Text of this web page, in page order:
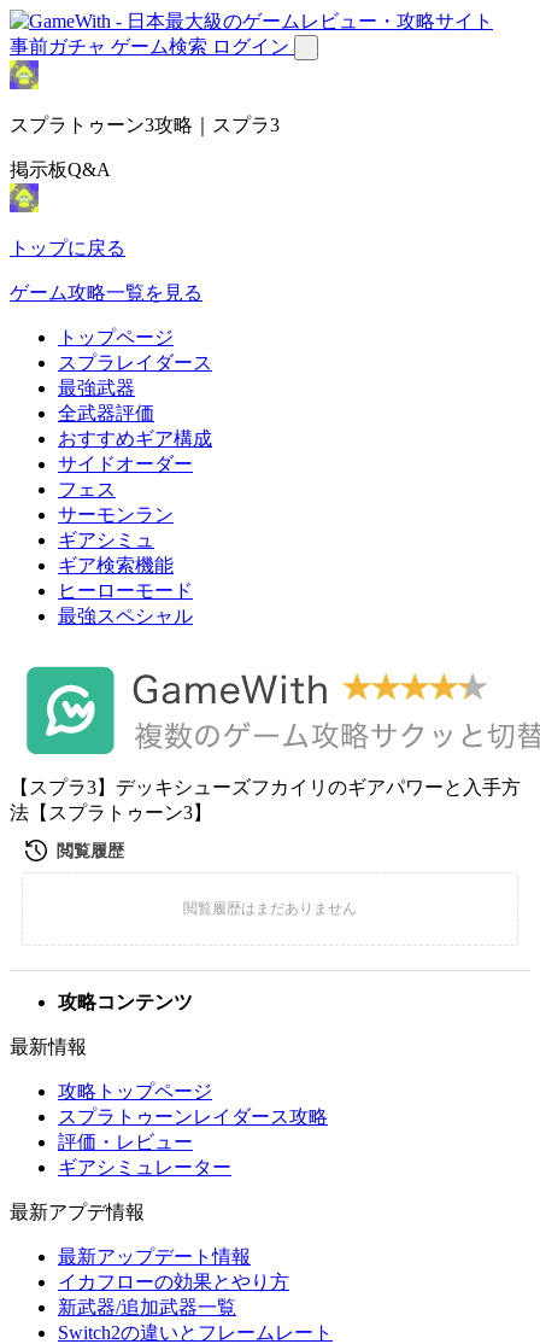
事前ガチャ ゲーム検索 ログイン
スプラトゥーン3攻略｜スプラ3
掲示板Q&A
トップに戻る
ゲーム攻略一覧を見る
トップページ
スプラレイダース
最強武器
全武器評価
おすすめギア構成
サイドオーダー
フェス
サーモンラン
ギアシミュ
ギア検索機能
ヒーローモード
最強スペシャル
【スプラ3】デッキシューズフカイリのギアパワーと入手方
法【スプラトゥーン3】
攻略コンテンツ
最新情報
攻略トップページ
スプラトゥーンレイダース攻略
評価・レビュー
ギアシミュレーター
最新アプデ情報
最新アップデート情報
イカフローの効果とやり方
新武器/追加武器一覧
Switch2の違いとフレームレート